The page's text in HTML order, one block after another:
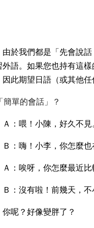
由於我們都是「先會說
外語。如果您也持有這
因此期望日語（或其他
簡單的會話」？
Ａ：喂！小陳，好久不見
Ｂ：嗨！小李，你怎麼
Ａ：唉呀，你怎麼最近
Ｂ：沒有啦！前幾天，
你呢？好像變胖了？